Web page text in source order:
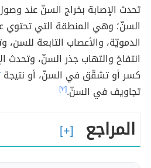
تحدث الإصابة بخراج السنّ عند
السنّ؛ وهي المنطقة التي تحتوي
الدمويّة، والأعصاب التابعة
انتفاخ والتهاب جذر السنّ، وتحدث
كسر أو تشقّق في السنّ، أو نتيجة
تجاويف في السنّ.[٣]
المراجع